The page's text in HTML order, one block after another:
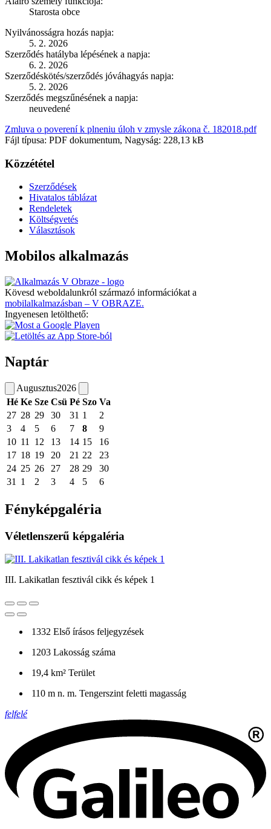
Starosta obce
Nyilvánosságra hozás napja:
5. 2. 2026
Szerződés hatályba lépésének a napja:
6. 2. 2026
Szerződéskötés/szerződés jóváhagyás napja:
5. 2. 2026
Szerződés megszűnésének a napja:
neuvedené
Zmluva o poverení k plneniu úloh v zmysle zákona č. 182018.pdf
Fájl típusa: PDF dokumentum, Nagyság: 228,13 kB
Közzététel
Szerződések
Hivatalos táblázat
Rendeletek
Költségvetés
Választások
Mobilos alkalmazás
Kövesd weboldalunkról származó információkat a
mobilalkalmazásban – V OBRAZE.
Ingyenesen letölthető:
Naptár
Augusztus2026
Hé Ke Sze Csü Pé Szo Va
27 28 29 30 31 1
2
3
4 5 6 7 8
9
10 11 12 13 14 15
16
17 18 19 20 21 22
23
24 25 26 27 28 29
30
31
1 2 3 4 5 6
Fényképgaléria
Véletlenszerű képgaléria
III. Lakikatlan fesztivál cikk és képek 1
1332 Első írásos feljegyzések
1203 Lakosság száma
19,4 km² Terület
110 m n. m. Tengerszint feletti magasság
felfelé